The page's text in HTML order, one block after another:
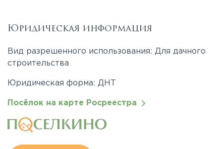
Юридическая информация
Вид разрешенного использования: Для дачного
строительства
Юридическая форма: ДНТ
Посёлок на карте Росреестра